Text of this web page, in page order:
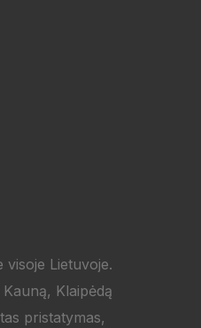
visoje Lietuvoje.
Klaipėdą
pristatymas,